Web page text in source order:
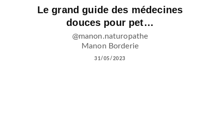
Le grand guide des médecines
douces pour pet…
@manon.naturopathe
Manon Borderie
31/05/2023